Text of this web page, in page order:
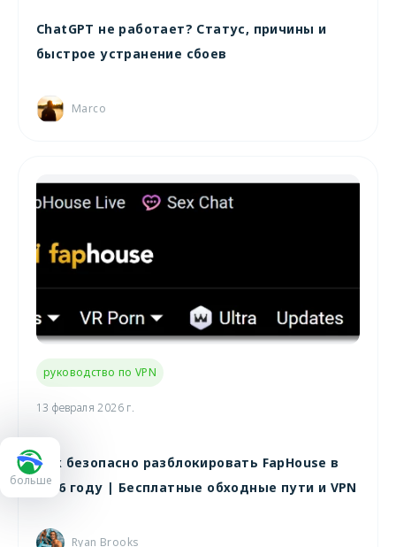
ChatGPT не работает? Статус, причины и
быстрое устранение сбоев
Marco
руководство по VPN
13 февраля 2026 г.
Как безопасно разблокировать FapHouse в
2026 году | Бесплатные обходные пути и VPN
Ryan Brooks
больше